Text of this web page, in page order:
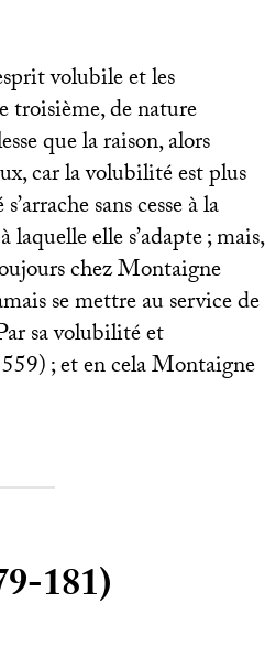
volubile et les
troisième, de nature
que la raison, alors
car la volubilité est plus
sans cesse à la
elle s’adapte; mais,
chez Montaigne
se mettre au service de
sa volubilité et
; et en cela Montaigne
181)